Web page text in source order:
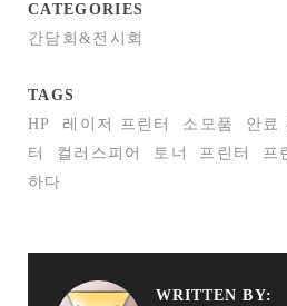
CATEGORIES
간담회&전시회
TAGS
HP
레이저 프린터 소모품 안료
터
컬러스피어 토너 프린터
프
하다
WRITTEN BY: